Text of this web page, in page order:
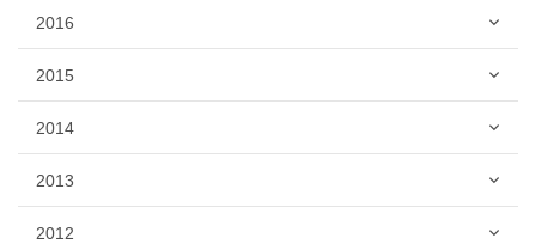
2016
2015
2014
2013
2012